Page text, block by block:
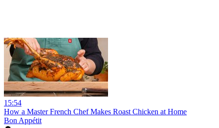
15:54
How a Master French Chef Makes Roast Chicken at Home
Bon Appétit